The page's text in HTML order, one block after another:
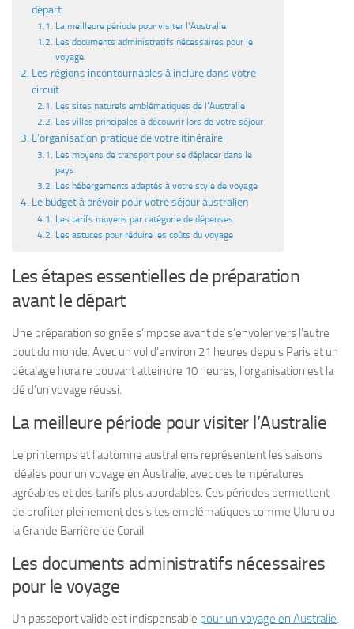
départ
La meilleure période pour visiter l’Australie
Les documents administratifs nécessaires pour le
voyage
Les régions incontournables à inclure dans votre
circuit
Les sites naturels emblématiques de l’Australie
Les villes principales à découvrir lors de votre séjour
L’organisation pratique de votre itinéraire
Les moyens de transport pour se déplacer dans le
pays
Les hébergements adaptés à votre style de voyage
Le budget à prévoir pour votre séjour australien
Les tarifs moyens par catégorie de dépenses
Les astuces pour réduire les coûts du voyage
Les étapes essentielles de préparation
avant le départ
Une préparation soignée s’impose avant de s’envoler vers l’autre
bout du monde. Avec un vol d’environ 21 heures depuis Paris et un
décalage horaire pouvant atteindre 10 heures, l’organisation est la
clé d’un voyage réussi.
La meilleure période pour visiter l’Australie
Le printemps et l’automne australiens représentent les saisons
idéales pour un voyage en Australie, avec des températures
agréables et des tarifs plus abordables. Ces périodes permettent
de profiter pleinement des sites emblématiques comme Uluru ou
la Grande Barrière de Corail.
Les documents administratifs nécessaires
pour le voyage
Un passeport valide est indispensable pour un voyage en Australie.